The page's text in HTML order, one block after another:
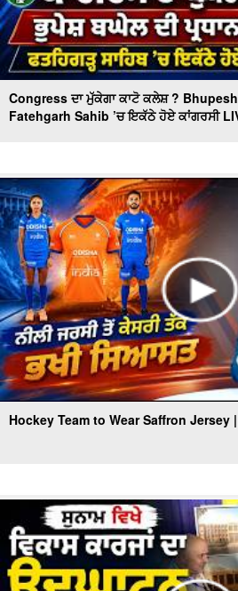
Congress ਦਾ ਮੁੱਕੇਗਾ ਕਾਟੋ ਕਲੇਸ਼ ?
Fatehgarh Sahib ’ਚ ਇਕੱਠੇ ਹੋਏ ਕਾਂਗਰਸੀ
Hockey Team to Wear Saffron